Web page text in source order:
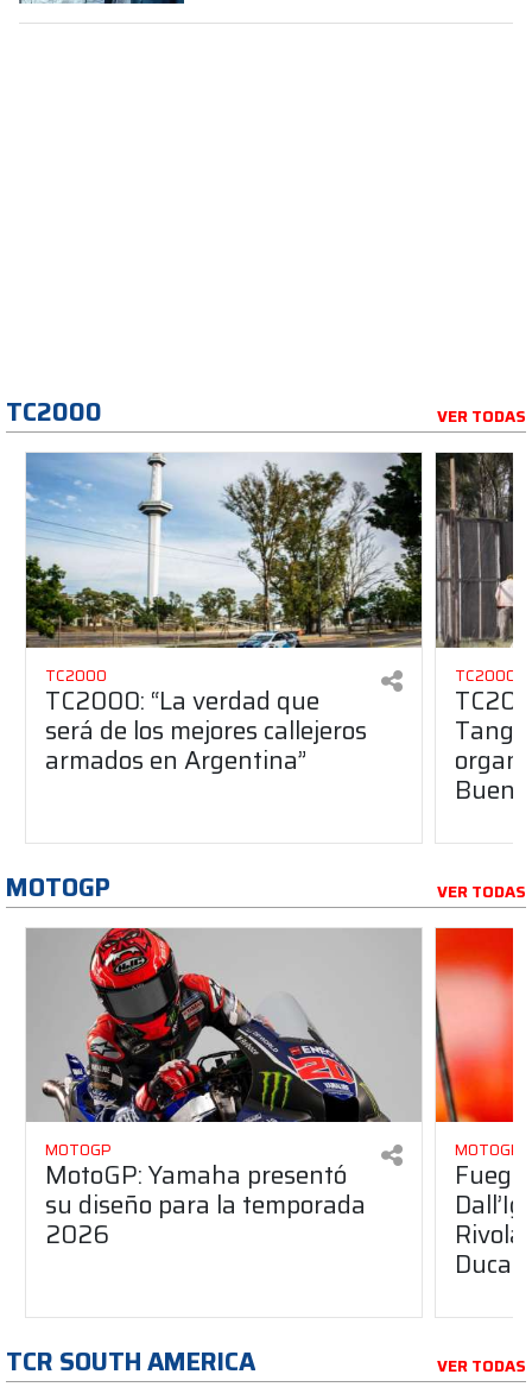
TC2000 VER TODAS
TC2000
TC2000: “La verdad que
será de los mejores callejeros
armados en Argentina”
TC2000
MOTOGP VER TODAS
MOTOGP
MotoGP: Yamaha presentó
su diseño para la temporada
2026
MOTOGP
Ducati
TCR SOUTH AMERICA VER TODAS